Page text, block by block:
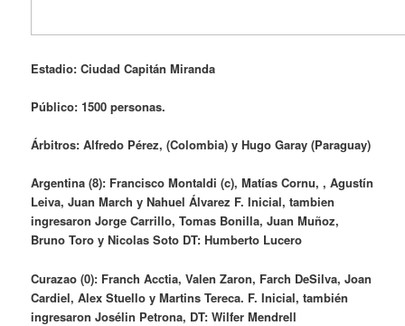
Estadio: Ciudad Capitán Miranda
Público: 1500 personas.
Árbitros: Alfredo Pérez, (Colombia) y Hugo Garay (Paraguay)
Argentina (8): Francisco Montaldi (c), Matías Cornu, , Agustín
Leiva, Juan March y Nahuel Álvarez F. Inicial, tambien
ingresaron Jorge Carrillo, Tomas Bonilla, Juan Muñoz,
Bruno Toro y Nicolas Soto DT: Humberto Lucero
Curazao (0): Franch Acctia, Valen Zaron, Farch DeSilva, Joan
Cardiel, Alex Stuello y Martins Tereca. F. Inicial, también
ingresaron Josélin Petrona, DT: Wilfer Mendrell